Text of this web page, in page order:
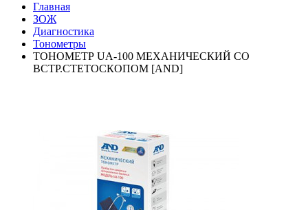
Главная
ЗОЖ
Диагностика
Тонометры
ТОНОМЕТР UA-100 МЕХАНИЧЕСКИЙ СО
ВСТР.СТЕТОСКОПОМ [AND]